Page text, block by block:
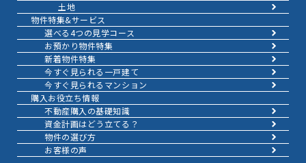
土地
物件特集&サービス
選べる4つの見学コース
お預かり物件特集
新着物件特集
今すぐ見られる一戸建て
今すぐ見られるマンション
購入お役立ち情報
不動産購入の基礎知識
資金計画はどう立てる？
物件の選び方
お客様の声